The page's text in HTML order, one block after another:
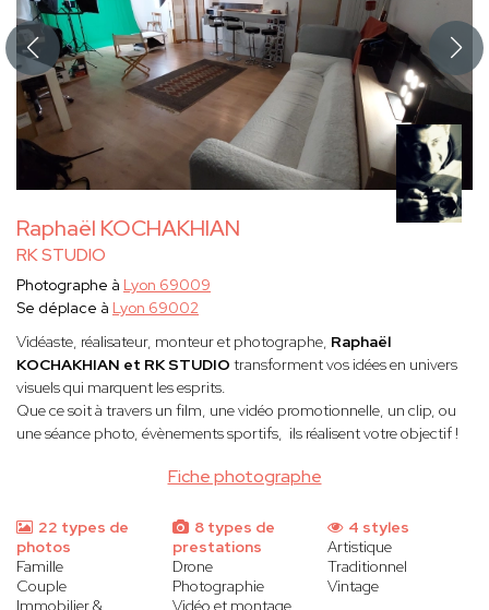
Raphaël KOCHAKHIAN
RK STUDIO
Fiche photographe
Photographe à Lyon 69009
Se déplace à Lyon 69002
Vidéaste, réalisateur, monteur et photographe, Raphaël
KOCHAKHIAN et RK STUDIO transforment vos idées en univers
visuels qui marquent les esprits.
Que ce soit à travers un film, une vidéo promotionnelle, un clip, ou
une séance photo, évènements sportifs, ils réalisent votre objectif !
22 types de
photos
Famille
Couple
Immobilier &
8 types de
prestations
Drone
Photographie
Vidéo et montage
4 styles
Artistique
Traditionnel
Vintage